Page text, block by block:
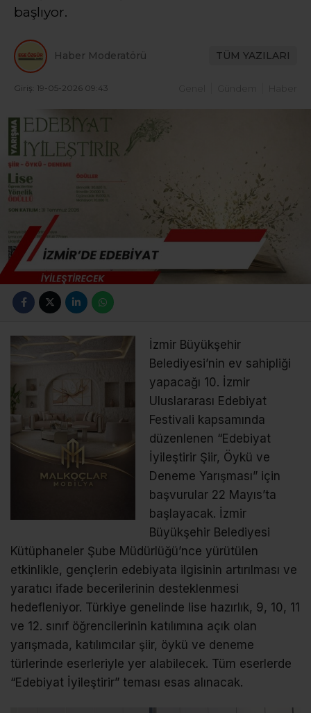
başlıyor.
Haber Moderatörü TÜM YAZILARI
Giriş: 19-05-2026 09:43 Gündem Haber
İzmir Büyükşehir
Belediyesi’nin ev sahipliği
yapacağı 10. İzmir
Uluslararası Edebiyat
Festivali kapsamında
düzenlenen “Edebiyat
İyileştirir Şiir, Öykü ve
Deneme Yarışması” için
başvurular 22 Mayıs’ta
başlayacak. İzmir
Büyükşehir Belediyesi
Kütüphaneler Şube Müdürlüğü’nce yürütülen
etkinlikle, gençlerin edebiyata ilgisinin artırılması ve
yaratıcı ifade becerilerinin desteklenmesi
hedefleniyor. Türkiye genelinde lise hazırlık, 9, 10, 11
ve 12. sınıf öğrencilerinin katılımına açık olan
yarışmada, katılımcılar şiir, öykü ve deneme
türlerinde eserleriyle yer alabilecek. Tüm eserlerde
“Edebiyat İyileştirir” teması esas alınacak.